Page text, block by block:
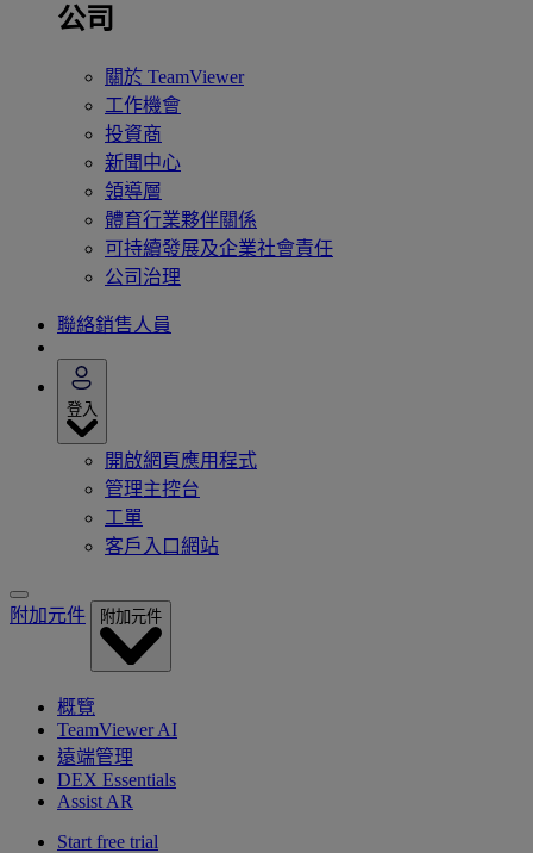
公司
關於 TeamViewer
工作機會
投資商
新聞中心
領導層
體育行業夥伴關係
可持續發展及企業社會責任
公司治理
聯絡銷售人員
登入
開啟網頁應用程式
管理主控台
工單
客戶入口網站
附加元件 附加元件
概覽
TeamViewer AI
遠端管理
DEX Essentials
Assist AR
Start free trial